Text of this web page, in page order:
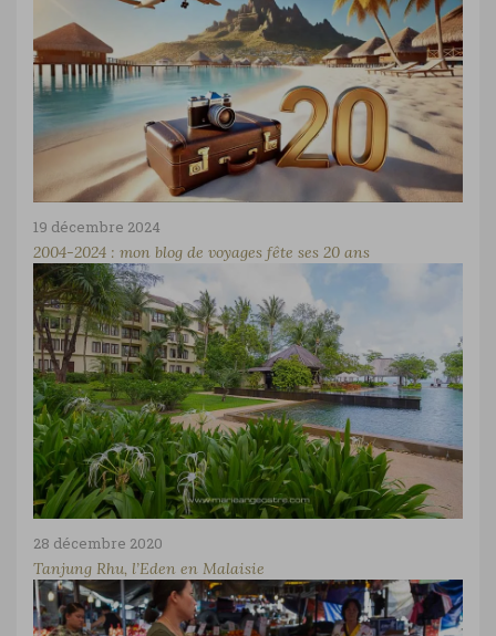
19 décembre 2024
2004-2024 : mon blog de voyages fête ses 20 ans
28 décembre 2020
Tanjung Rhu, l’Eden en Malaisie